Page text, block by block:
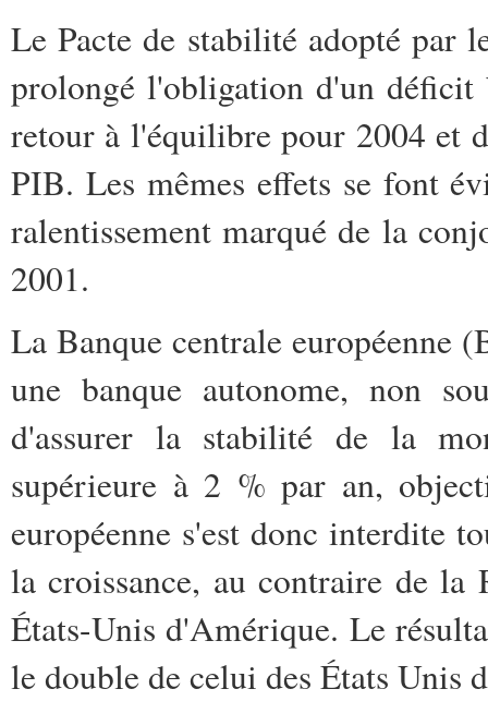
Le Pacte de stabilité adopté par
prolongé l'obligation d'un
retour à l'équilibre pour 2004 et
PIB. Les mêmes effets se font
ralentissement marqué de la
2001.
La Banque centrale européenne
une banque autonome, non
d'assurer la stabilité de la
supérieure à 2 % par an,
européenne s'est donc interdite
la croissance, au contraire de la
États-Unis d'Amérique. Le
le double de celui des États Unis